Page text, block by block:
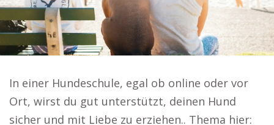
In einer Hundeschule, egal ob online oder vor
Ort, wirst du gut unterstützt, deinen Hund
sicher und mit Liebe zu erziehen.. Thema hier: